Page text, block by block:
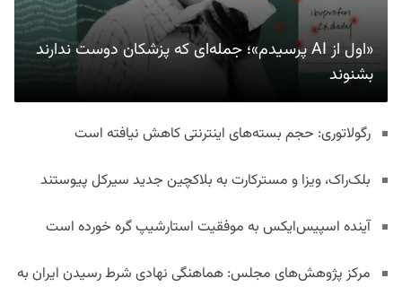
«اول از AI پرسیدم»؛ جمله‌ای که پزشکان دوست ندارند
بشنوند
رگولاتوری: حجم بسته‌های اینترنتی کاهش نیافته است
بلک‌راک، ویزا و مسترکارت به بلاکچین جدید سیرکل پیوستند
آینده اسپیس‌ایکس به موفقیت استارشیپ گره خورده است
مرکز پژوهش‌های مجلس: هماهنگی نهادی شرط رسیدن ایران به